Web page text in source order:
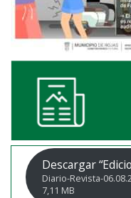
Descargar
Diario-Revista-
7,11 MB